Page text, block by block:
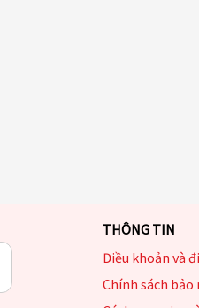
THÔNG TIN
Điều khoản và
Chính sách